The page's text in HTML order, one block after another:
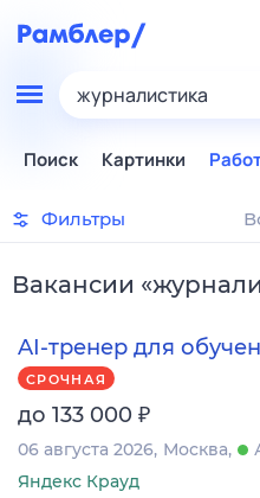
журналистика
Поиск Картинки
Фильтры
Вакансии «
AI-тренер для
СРОЧНАЯ
до 133 000 ₽
06 августа 2026 Москва
Яндекс Крауд